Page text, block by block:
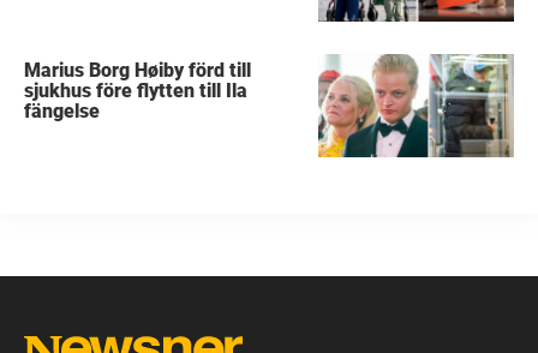
Marius Borg Høiby förd till
sjukhus före flytten till Ila
fängelse